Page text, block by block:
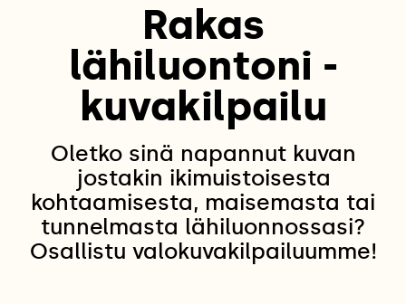
Rakas
lähiluontoni -
kuvakilpailu
Oletko sinä napannut kuvan
jostakin ikimuistoisesta
kohtaamisesta, maisemasta tai
tunnelmasta lähiluonnossasi?
Osallistu valokuvakilpailuumme!